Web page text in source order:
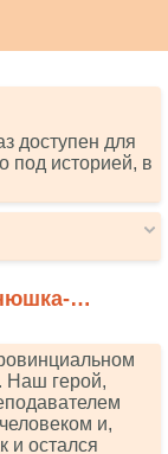
доступен для
под историей, в
…
Наш герой,
и,
и остался